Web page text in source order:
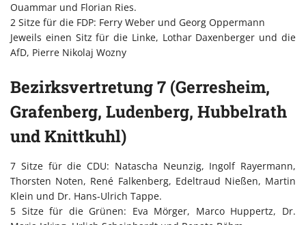
Ouammar und Florian Ries.
2 Sitze für die FDP: Ferry Weber und Georg Oppermann
Jeweils einen Sitz für die Linke, Lothar Daxenberger und die
AfD, Pierre Nikolaj Wozny
Bezirksvertretung 7 (Gerresheim,
Grafenberg, Ludenberg, Hubbelrath
und Knittkuhl)
7 Sitze für die CDU: Natascha Neunzig, Ingolf Rayermann,
Thorsten Noten, René Falkenberg, Edeltraud Nießen, Martin
Klein und Dr. Hans-Ulrich Tappe.
5 Sitze für die Grünen: Eva Mörger, Marco Huppertz, Dr.